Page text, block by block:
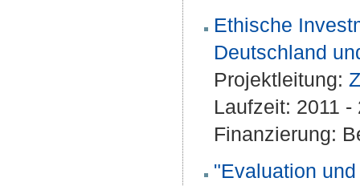
Ethische
Deutschland
Projektleitung:
Laufzeit: 2011
Finanzierung:
"Evaluation